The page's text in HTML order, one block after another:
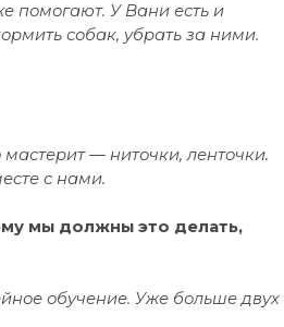
помогают. У Вани есть и
собак, убрать за ними.
— ниточки, ленточки.
с нами.
мы должны это делать,
обучение. Уже больше двух